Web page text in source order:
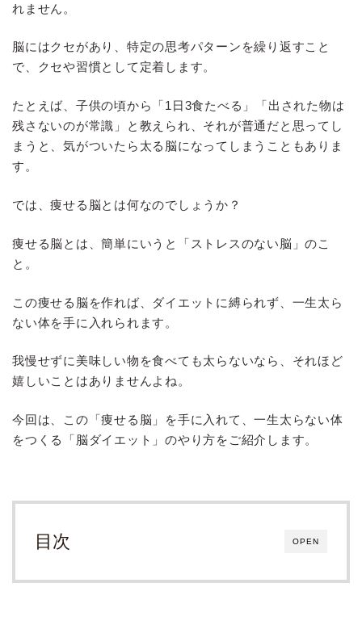
れません。
脳にはクセがあり、特定の思考パターンを繰り返すこと
で、クセや習慣として定着します。
たとえば、子供の頃から「1日3食たべる」「出された物は
残さないのが常識」と教えられ、それが普通だと思ってし
まうと、気がついたら太る脳になってしまうこともありま
す。
では、痩せる脳とは何なのでしょうか？
痩せる脳とは、簡単にいうと「ストレスのない脳」のこ
と。
この痩せる脳を作れば、ダイエットに縛られず、一生太ら
ない体を手に入れられます。
我慢せずに美味しい物を食べても太らないなら、それほど
嬉しいことはありませんよね。
今回は、この「痩せる脳」を手に入れて、一生太らない体
をつくる「脳ダイエット」のやり方をご紹介します。
OPEN
目次